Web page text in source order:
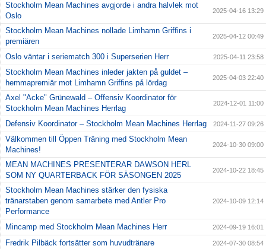
Stockholm Mean Machines avgjorde i andra halvlek mot
Oslo
2025-04-16 13:29
Stockholm Mean Machines nollade Limhamn Griffins i
premiären
2025-04-12 00:49
Oslo väntar i seriematch 300 i Superserien Herr 2025-04-11 23:58
Stockholm Mean Machines inleder jakten på guldet –
hemmapremiär mot Limhamn Griffins på lördag
2025-04-03 22:40
Axel "Acke" Grünewald – Offensiv Koordinator för
Stockholm Mean Machines Herrlag
2024-12-01 11:00
Defensiv Koordinator – Stockholm Mean Machines Herrlag 2024-11-27 09:26
Välkommen till Öppen Träning med Stockholm Mean
Machines!
2024-10-30 09:00
MEAN MACHINES PRESENTERAR DAWSON HERL
SOM NY QUARTERBACK FÖR SÄSONGEN 2025
2024-10-22 18:45
Stockholm Mean Machines stärker den fysiska
tränarstaben genom samarbete med Antler Pro
Performance
2024-10-09 12:14
Mincamp med Stockholm Mean Machines Herr 2024-09-19 16:01
Fredrik Pilbäck fortsätter som huvudtränare 2024-07-30 08:54